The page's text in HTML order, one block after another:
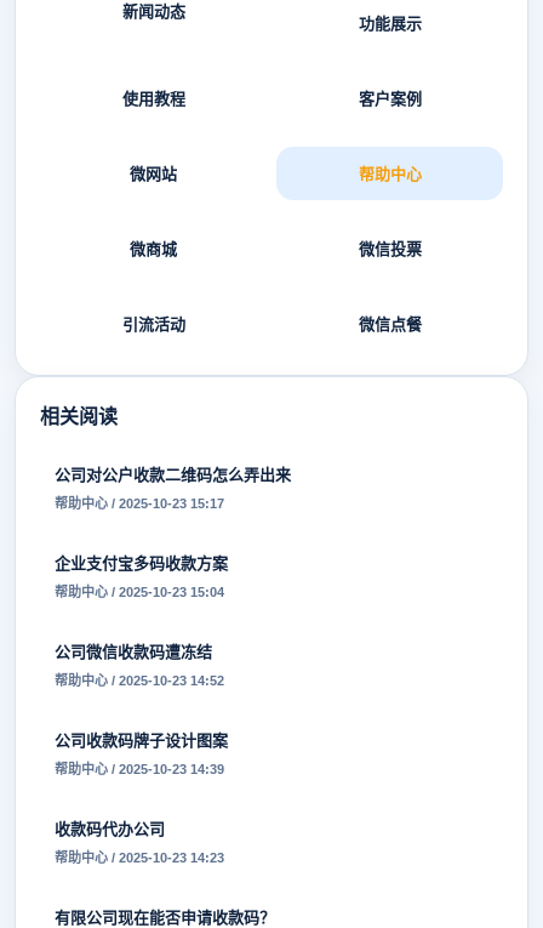
新闻动态
功能展示
使用教程 客户案例
微网站 帮助中心
微商城 微信投票
引流活动 微信点餐
相关阅读
公司对公户收款二维码怎么弄出来
帮助中心 / 2025-10-23 15:17
企业支付宝多码收款方案
帮助中心 / 2025-10-23 15:04
公司微信收款码遭冻结
帮助中心 / 2025-10-23 14:52
公司收款码牌子设计图案
帮助中心 / 2025-10-23 14:39
收款码代办公司
帮助中心 / 2025-10-23 14:23
有限公司现在能否申请收款码？